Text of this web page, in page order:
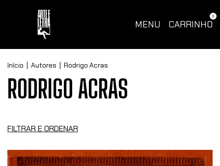
MENU CARRINHO
0
Início Autores Rodrigo Acras
RODRIGO ACRAS
FILTRAR E ORDENAR